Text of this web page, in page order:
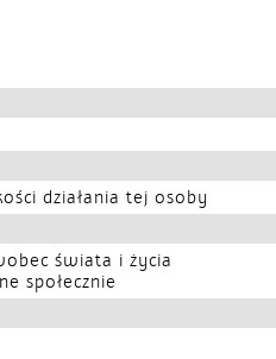
działania tej osoby
świata i życia
społecznie